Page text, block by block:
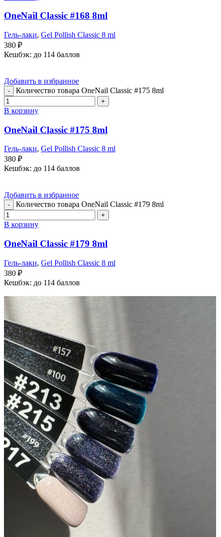
OneNail Classic #168 8ml
Гель-лаки, Gel Pollish Classic 8 ml
380 ₽
Кешбэк: до 114 баллов
Добавить в избранное
Количество товара OneNail Classic #175 8ml
В корзину
OneNail Classic #175 8ml
Гель-лаки, Gel Pollish Classic 8 ml
380 ₽
Кешбэк: до 114 баллов
Добавить в избранное
Количество товара OneNail Classic #179 8ml
В корзину
OneNail Classic #179 8ml
Гель-лаки, Gel Pollish Classic 8 ml
380 ₽
Кешбэк: до 114 баллов